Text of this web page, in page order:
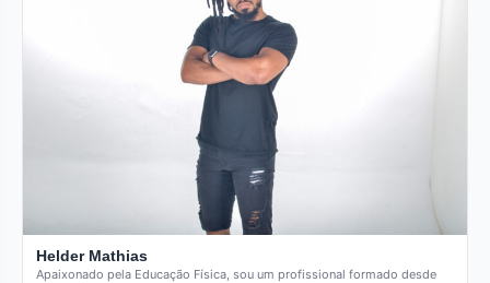
Helder Mathias
Apaixonado pela Educação Física, sou um profissional formado desde